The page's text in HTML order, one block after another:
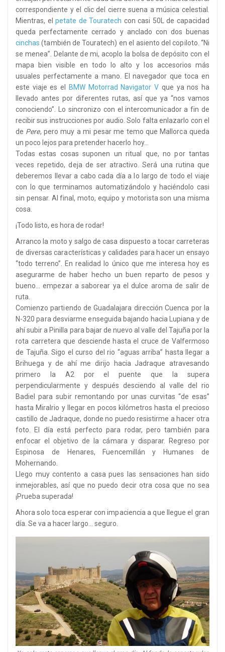
correspondiente y el clic del cierre suena a música celestial.
Mientras, elpetate de Touratech con casi 50L de capacidad
queda perfectamente cerrado y anclado con dos buenas
cinchas (también de Touratech) en el asiento del copiloto. “Ni
se menea”. Delante de mi, acoplo la bolsa de depósito con el
mapa bien visible en todo lo alto y los accesorios más
usuales perfectamente a mano. El navegador que toca en
este viaje es el
BMW Motorrad Navigator V que ya nos ha
llevado antes por diferentes rutas, así que ya “nos vamos
conociendo”. Lo sincronizo con el intercomunicador a fin de
recibir sus instrucciones por audio. Solo falta enlazarlo con el
de Pere, pero muy a mi pesar me temo que Mallorca queda
un poco lejos para pretender hacerlo hoy…
Todas estas cosas suponen un ritual que, no por tantas
veces repetido, deja de ser atractivo. Será una rutina que
deberemos llevar a cabo cada día a lo largo de todo el viaje
con lo que terminamos automatizándolo y haciéndolo casi
sin pensar. Al final, moto, equipo y motorista son una misma
cosa.
¡Todo listo, es hora de rodar!
Arranco la moto y salgo de casa dispuesto a tocar carreteras
de diversas características y calidades para hacer un ensayo
“todo terreno”. En realidad lo único que me interesa hoy es
asegurarme de haber hecho un buen reparto de pesos y
bueno… empezar a saborear ya el dulce aroma de salir de
ruta.
Comienzo partiendo de Guadalajara dirección Cuenca por la
N-320 para desviarme enseguida bajando hacia Lupiana y de
ahí subir a Pinilla para bajar de nuevo al valle del Tajuña por la
rota carretera que desciende hasta el cruce de Valfermoso
de Tajuña. Sigo el curso del rio “aguas arriba” hasta llegar a
Brihuega y de ahí me dirijo hacia Jadraque atravesando
primero la A2 por el puente que la supera
perpendicularmente y después desciendo al valle del rio
Badiel para subir remontando por unas curvitas “de esas”
hasta Miralrio y llegar en pocos kilómetros hasta el precioso
castillo de Jadraque, donde no puedo resistirme a hacer otra
foto. El día está perfecto para rodar, pero también para
enfocar el objetivo de la cámara y disparar. Regreso por
Espinosa de Henares, Fuencemillán y Humanes de
Mohernando.
Llego muy contento a casa pues las sensaciones han sido
inmejorables, así que no puedo decir otra cosa que no sea
¡Prueba superada!
Ahora solo toca esperar con impaciencia a que llegue el gran
día. Se va a hacer largo… seguro.